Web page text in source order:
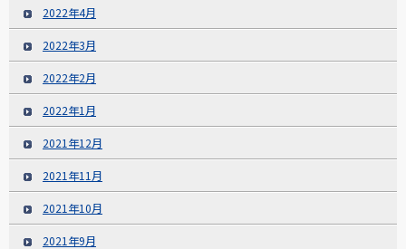
2022年4月
2022年3月
2022年2月
2022年1月
2021年12月
2021年11月
2021年10月
2021年9月